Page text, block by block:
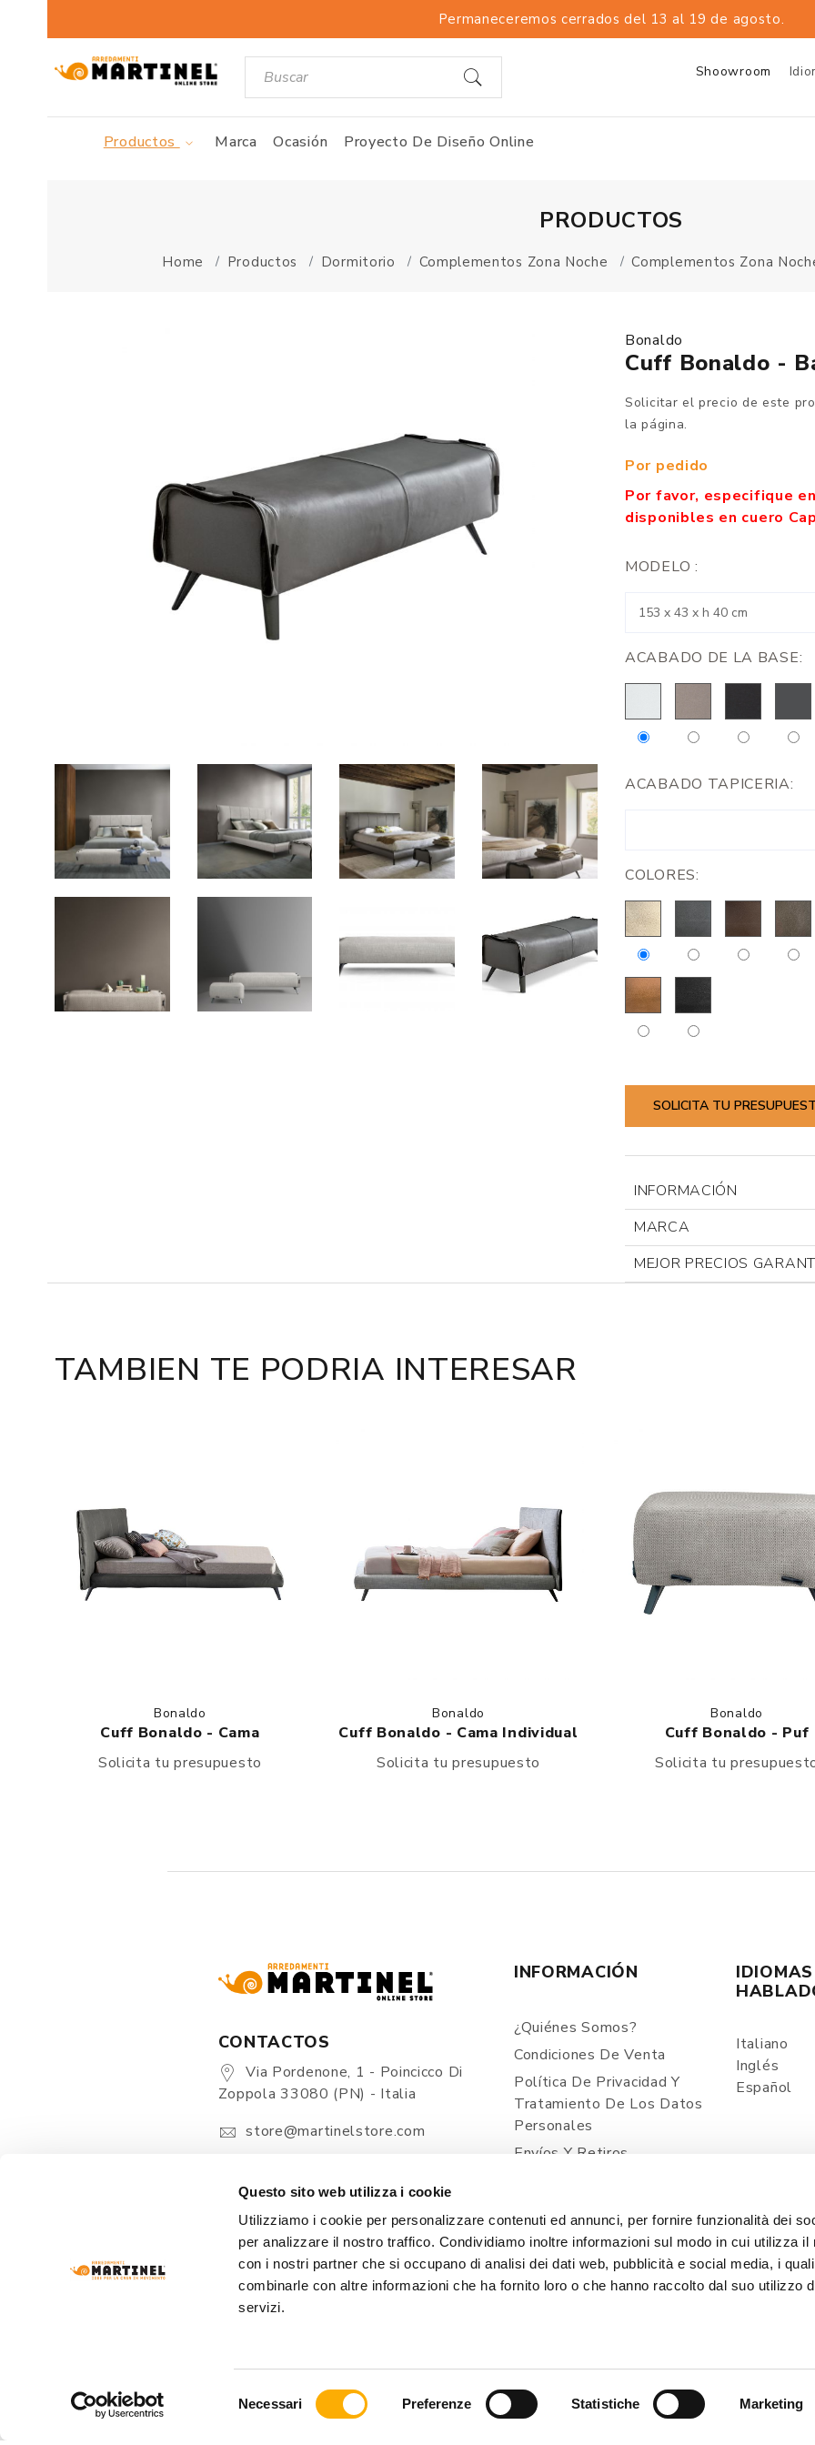
Questo sito web utilizza i cookie
Utilizziamo i cookie per personalizzare contenuti ed annunci, per fornire funzionalità dei
per analizzare il nostro traffico. Condividiamo inoltre informazioni sul modo in cui utilizza il
con i nostri partner che si occupano di analisi dei dati web, pubblicità e social media, i
combinarle con altre informazioni che ha fornito loro o che hanno raccolto dal suo utilizzo
servizi.
Necessari Preferenze Statistiche Marketing
Permaneceremos cerrados del 13 al 19 de agosto.
Shoowroom
Productos Marca Ocasión Proyecto De Diseño Online
PRODUCTOS
Home Productos Dormitorio Complementos Zona Noche Complementos Zona
Bonaldo
Cuff Bonaldo -
Solicitar el precio de este
la página.
Por pedido
Por favor, especifique
disponibles en cuero
MODELO :
ACABADO DE LA BASE:
ACABADO TAPICERIA:
COLORES:
SOLICITA TU
INFORMACIÓN
MARCA
MEJOR PRECIOS
TAMBIEN TE PODRIA INTERESAR
Bonaldo
Cuff Bonaldo - Cama
Solicita tu presupuesto
Bonaldo
Cuff Bonaldo - Cama Individual
Solicita tu presupuesto
Bonaldo
Cuff Bonaldo - Puf
Solicita tu
CONTACTOS
Via Pordenone, 1 - Poincicco Di
Zoppola 33080 (PN) - Italia
store@martinelstore.com
+39 376/2399891
INFORMACIÓN
¿Quiénes Somos?
Condiciones De Venta
Política De Privacidad Y
Tratamiento De Los Datos
Personales
Envíos Y Retiros
Cookie Policy
IDIOMAS
Italiano
Inglés
Español
REA: PN-19320 | Capitale Sociale i.v. 50.000,00 € | PEC: